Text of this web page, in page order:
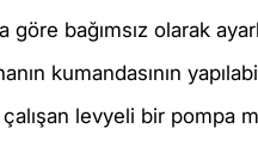
göre bağımsız olarak
kumandasının
levyeli bir pompa